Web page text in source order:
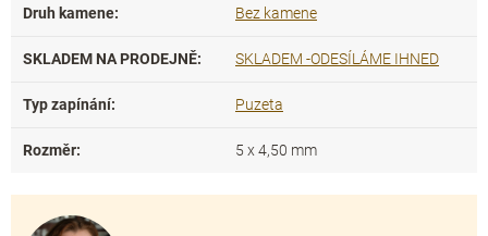
Druh kamene: Bez kamene
SKLADEM NA PRODEJNĚ: SKLADEM -ODESÍLÁME IHNED
Typ zapínání: Puzeta
Rozměr: 5 x 4,50 mm